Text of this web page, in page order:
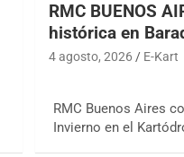
RMC BUENOS
histórica en
4 agosto, 2026 E-Kart
RMC Buenos Aires
Invierno en el